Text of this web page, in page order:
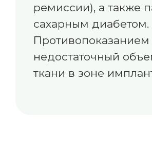
ремиссии), а также
сахарным диабетом.
Противопоказанием
недостаточный
ткани в зоне